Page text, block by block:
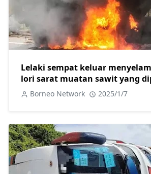
Lelaki sempat keluar
lori sarat muatan sawit yang
tiba terbakar
Borneo Network 2025/1/7